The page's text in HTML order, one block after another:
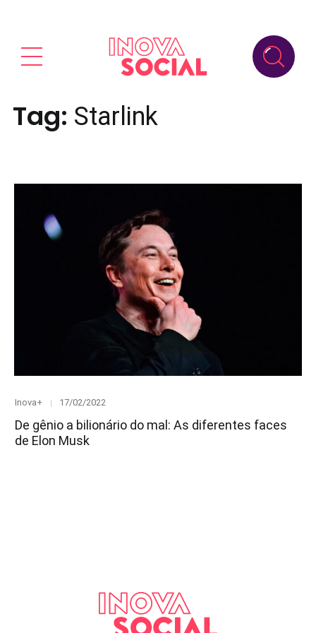
Tag: Starlink
Category
Inova+
Posted
17/02/2022
De gênio a bilionário do mal: As diferentes faces
de Elon Musk